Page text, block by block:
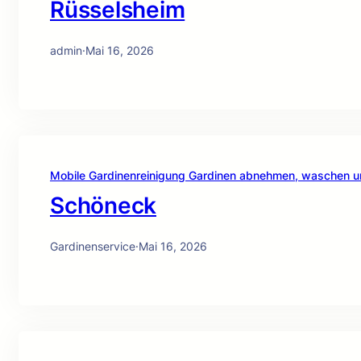
Rüsselsheim
admin·Mai 16, 2026
Mobile Gardinenreinigung Gardinen abnehmen, waschen
Schöneck
Gardinenservice·Mai 16, 2026